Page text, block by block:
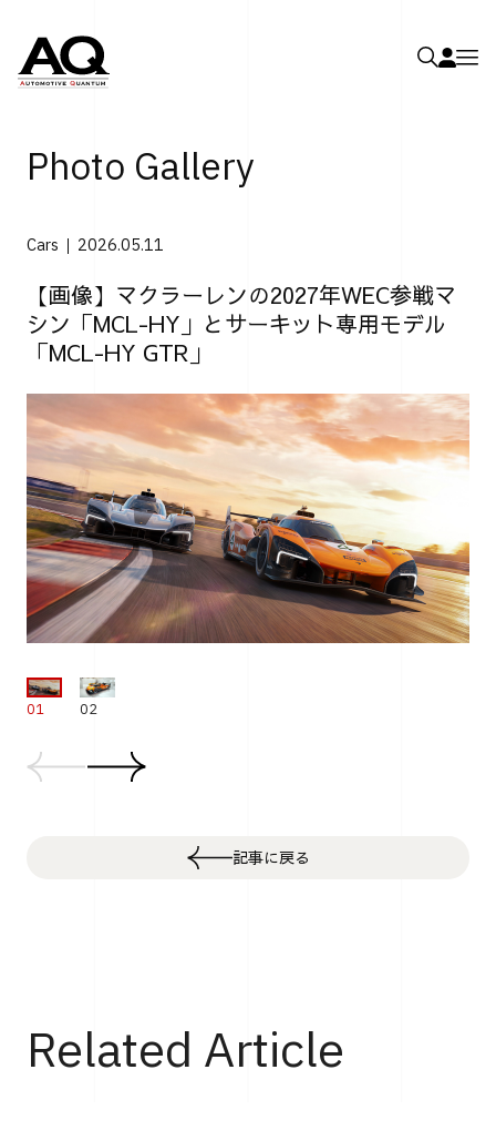
Photo Gallery
Cars 2026.05.11
【画像】マクラーレンの2027年WEC参戦マ
シン「MCL-HY」とサーキット専用モデル
「MCL-HY GTR」
01 02
記事に戻る
Related Article